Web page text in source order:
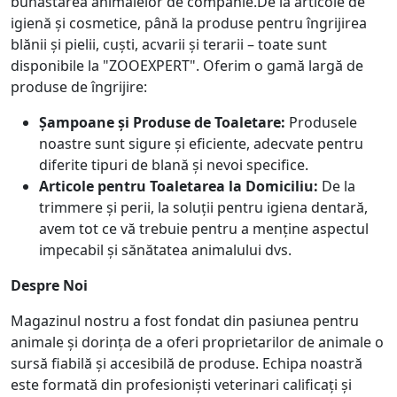
igienă și cosmetice, până la produse pentru îngrijirea
blănii și pielii, cuști, acvarii și terarii – toate sunt
disponibile la "ZOOEXPERT". Oferim o gamă largă de
produse de îngrijire:
Șampoane și Produse de Toaletare: Produsele
noastre sunt sigure și eficiente, adecvate pentru
diferite tipuri de blană și nevoi specifice.
Articole pentru Toaletarea la Domiciliu: De la
trimmere și perii, la soluții pentru igiena dentară,
avem tot ce vă trebuie pentru a menține aspectul
impecabil și sănătatea animalului dvs.
Despre Noi
Magazinul nostru a fost fondat din pasiunea pentru
animale și dorința de a oferi proprietarilor de animale o
sursă fiabilă și accesibilă de produse. Echipa noastră
este formată din profesioniști veterinari calificați și